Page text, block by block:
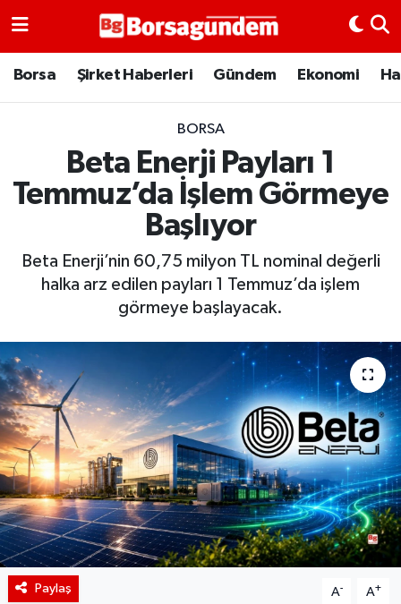
Borsa Şirket Haberleri Gündem Ekonomi
BORSA
Beta Enerji Payları 1
Temmuz’da İşlem Görmeye
Başlıyor
Beta Enerji’nin 60,75 milyon TL nominal değerli
halka arz edilen payları 1 Temmuz’da işlem
görmeye başlayacak.
Paylaş A- A+
Borsa
Emtia
Galeri
Şirket Haberleri
Borsa Gundem
BIST 100 Isı Haritası
Coin Isı Haritası
Ekonomik Takvim
Kiripto Para Piyasası